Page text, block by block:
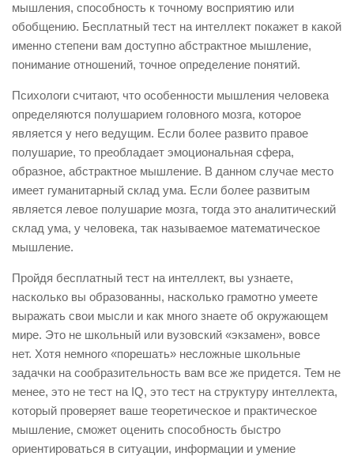
мышления, способность к точному восприятию или
обобщению. Бесплатный тест на интеллект покажет в какой
именно степени вам доступно абстрактное мышление,
понимание отношений, точное определение понятий.
Психологи считают, что особенности мышления человека
определяются полушарием головного мозга, которое
является у него ведущим. Если более развито правое
полушарие, то преобладает эмоциональная сфера,
образное, абстрактное мышление. В данном случае место
имеет гуманитарный склад ума. Если более развитым
является левое полушарие мозга, тогда это аналитический
склад ума, у человека, так называемое математическое
мышление.
Пройдя бесплатный тест на интеллект, вы узнаете,
насколько вы образованны, насколько грамотно умеете
выражать свои мысли и как много знаете об окружающем
мире. Это не школьный или вузовский «экзамен», вовсе
нет. Хотя немного «порешать» несложные школьные
задачки на сообразительность вам все же придется. Тем не
менее, это не тест на IQ, это тест на структуру интеллекта,
который проверяет ваше теоретическое и практическое
мышление, сможет оценить способность быстро
ориентироваться в ситуации, информации и умение